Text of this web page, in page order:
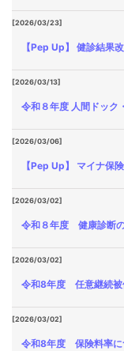
[2026/03/23]
【Pep Up】 健診結果
[2026/03/13]
令和８年度 人間ドック
[2026/03/06]
【Pep Up】 マイナ保
[2026/03/02]
令和８年度 健康診断
[2026/03/02]
令和8年度 任意継続被
[2026/03/02]
令和8年度 保険料率に